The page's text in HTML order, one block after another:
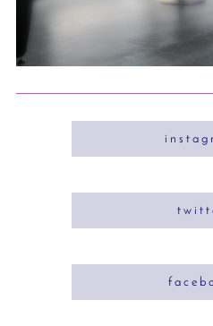
i n s t a g
t w i t t
f a c e b